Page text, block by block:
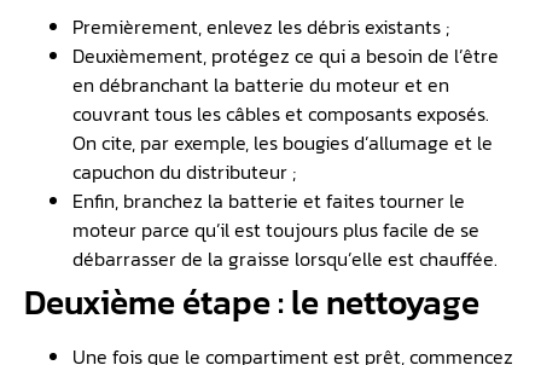
Premièrement, enlevez les débris existants ;
Deuxièmement, protégez ce qui a besoin de l’être
en débranchant la batterie du moteur et en
couvrant tous les câbles et composants exposés.
On cite, par exemple, les bougies d’allumage et le
capuchon du distributeur ;
Enfin, branchez la batterie et faites tourner le
moteur parce qu’il est toujours plus facile de se
débarrasser de la graisse lorsqu’elle est chauffée.
Deuxième étape : le nettoyage
Une fois que le compartiment est prêt, commencez